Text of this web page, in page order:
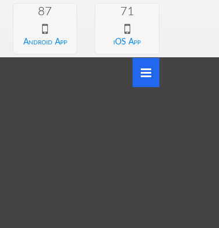
87
Android App
71
iOS App